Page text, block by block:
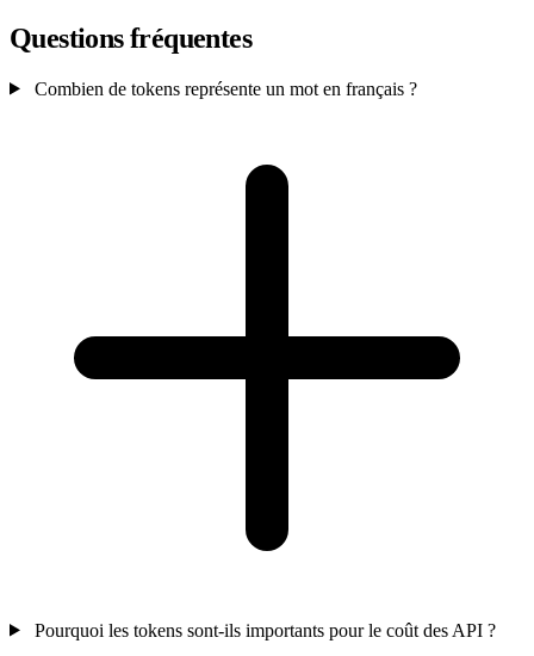
Questions fréquentes
Combien de tokens représente un mot en français ?
Pourquoi les tokens sont-ils importants pour le coût des API ?